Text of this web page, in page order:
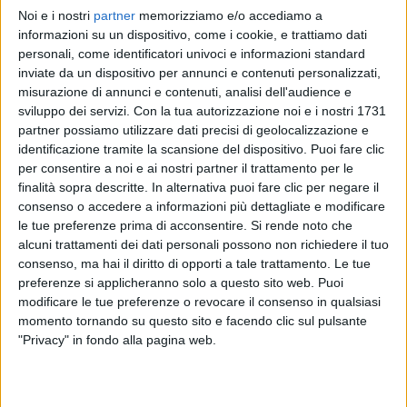
Noi e i nostri partner memorizziamo e/o accediamo a
informazioni su un dispositivo, come i cookie, e trattiamo dati
personali, come identificatori univoci e informazioni standard
inviate da un dispositivo per annunci e contenuti personalizzati,
misurazione di annunci e contenuti, analisi dell'audience e
sviluppo dei servizi. Con la tua autorizzazione noi e i nostri 1731
partner possiamo utilizzare dati precisi di geolocalizzazione e
identificazione tramite la scansione del dispositivo. Puoi fare clic
per consentire a noi e ai nostri partner il trattamento per le
finalità sopra descritte. In alternativa puoi fare clic per negare il
consenso o accedere a informazioni più dettagliate e modificare
le tue preferenze prima di acconsentire. Si rende noto che
alcuni trattamenti dei dati personali possono non richiedere il tuo
consenso, ma hai il diritto di opporti a tale trattamento. Le tue
preferenze si applicheranno solo a questo sito web. Puoi
modificare le tue preferenze o revocare il consenso in qualsiasi
momento tornando su questo sito e facendo clic sul pulsante
"Privacy" in fondo alla pagina web.
musicale più atteso dell’annoinpiazza Duomo a
Milano. ConduconoLuca & Paolo.
Apriranno gli Articolo 31 , seguiti da Colapesce
Dimartino ,Eros Ramazzotti,Elodie, Pinguini
Tattici Nucleari,Madame,Achille Lauro,Tananai,
LazzaeTiziano Ferroin chiusura.
Ecco lecanzoniche verranno eseguitesabato 20
maggioa RADIO ITALIA LIVE – IL CONCERTO:
Articolo 31(Un bel viaggio,L’italiano medio ,Tranqi
Funky),Colapesce Dimartino(Splash,Luna Araba,
Musica leggerissima),Eros Ramazzotti(Gli ultimi
romantici
Stella gemella Più bella cosa)
Tribale
Pinguini Tattici Nucleari
(Coca Zero Ricordi , Giovani Wannabe
Madame